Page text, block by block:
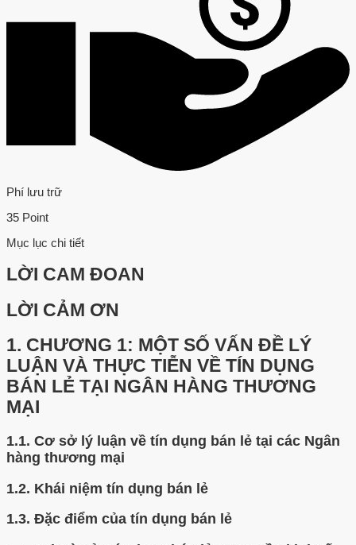
Phí lưu trữ
35 Point
Mục lục chi tiết
LỜI CAM ĐOAN
LỜI CẢM ƠN
1. CHƯƠNG 1: MỘT SỐ VẤN ĐỀ LÝ
LUẬN VÀ THỰC TIỄN VỀ TÍN DỤNG
BÁN LẺ TẠI NGÂN HÀNG THƯƠNG
MẠI
1.1. Cơ sở lý luận về tín dụng bán lẻ tại các Ngân
hàng thương mại
1.2. Khái niệm tín dụng bán lẻ
1.3. Đặc điểm của tín dụng bán lẻ